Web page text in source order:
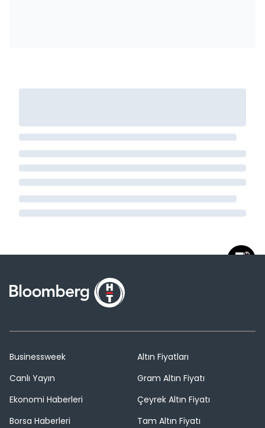
Businessweek
Canlı Yayın
Ekonomi Haberleri
Borsa Haberleri
Altın Fiyatları
Gram Altın Fiyatı
Çeyrek Altın Fiyatı
Tam Altın Fiyatı